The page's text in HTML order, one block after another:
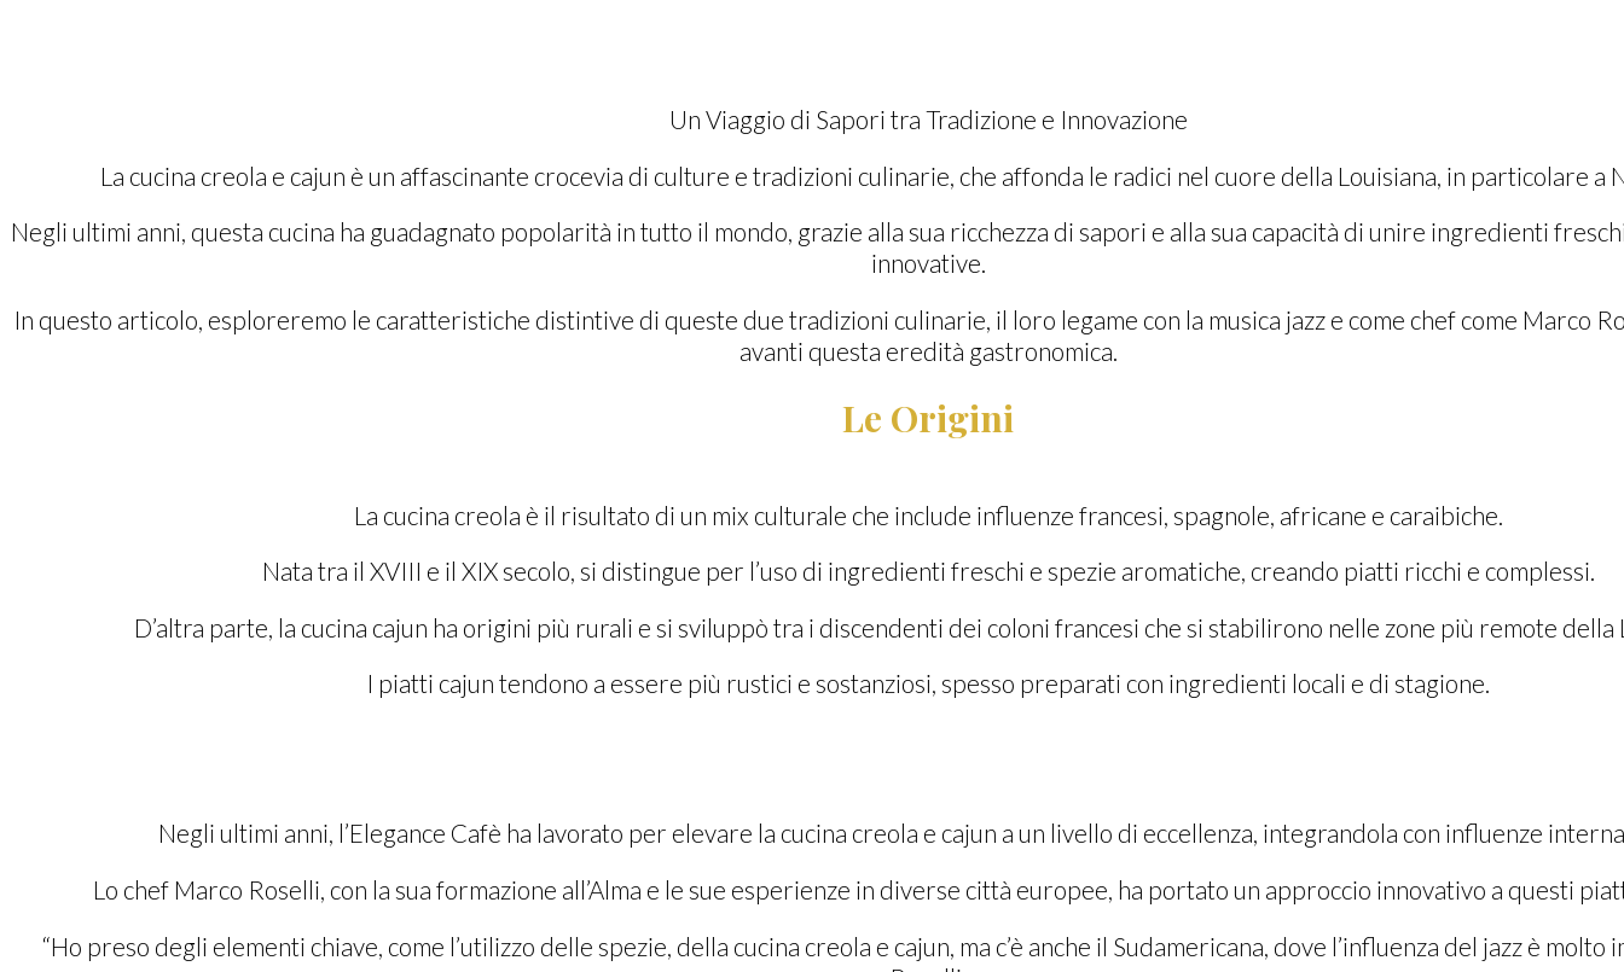
Un Viaggio di Sapori tra Tradizione e Innovazione
La cucina creola e cajun è un affascinante crocevia di culture e tradizioni culinarie, che affonda le radici nel cuore della Louisiana, in particolare a
Negli ultimi anni, questa cucina ha guadagnato popolarità in tutto il mondo, grazie alla sua ricchezza di sapori e alla sua capacità di unire ingredienti
innovative.
In questo articolo, esploreremo le caratteristiche distintive di queste due tradizioni culinarie, il loro legame con la musica jazz e come chef come Marco
avanti questa eredità gastronomica.
Le Origini
La cucina creola è il risultato di un mix culturale che include influenze francesi, spagnole, africane e caraibiche.
Nata tra il XVIII e il XIX secolo, si distingue per l’uso di ingredienti freschi e spezie aromatiche, creando piatti ricchi e complessi.
D’altra parte, la cucina cajun ha origini più rurali e si sviluppò tra i discendenti dei coloni francesi che si stabilirono nelle zone più remote della
I piatti cajun tendono a essere più rustici e sostanziosi, spesso preparati con ingredienti locali e di stagione.
Negli ultimi anni, l’Elegance Cafè ha lavorato per elevare la cucina creola e cajun a un livello di eccellenza, integrandola con influenze
Lo chef Marco Roselli, con la sua formazione all’Alma e le sue esperienze in diverse città europee, ha portato un approccio innovativo a questi
“Ho preso degli elementi chiave, come l’utilizzo delle spezie, della cucina creola e cajun, ma c’è anche il Sudamericana, dove l’influenza del jazz è molto